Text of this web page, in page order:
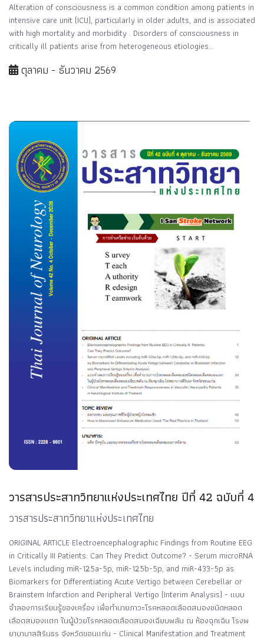
Alteration of consciousness is a common condition among patients in
intensive care unit (ICU), particularly in older adults, and is associated
with high mortality and morbidity . Disorders of consciousness in
critically ill patients arise from heterogeneous etiologies...
ตุลาคม - ธันวาคม 2569
วารสารประสาทวิทยาแห่งประเทศไทย ปีที่ 42 ฉบับที่ 4
วารสารประสาทวิทยาแห่งประเทศไทย
ORIGINAL ARTICLE Electroencephalographic Findings from Routine EEG
in Critically III Patients: Can They Predict Outcome? - Serum microRNA
Levels including miR-125a-5p, miR-125b-5p, and miR-433-5p as
Biomarkers for Differentiating Acute Vertigo between Cerebellar or
Brainstem Infarction and Peripheral Vertigo (Interim Analysis) - แบบ
จำลองการเรียนรู้ของเครื่อง เพื่อทำนายภาวะโรคหลอดเลือดสมองชนิดหลอด
เลือดสมองแตก ในผู้ป่วยโรคหลอดเลือดสมองเฉียบพลัน ณ ห้องฉุกเฉิน โรงพ
ยาบาบาลสิรินธร จังหวัดขอนแก่น - Clinical Manifestation and Treatment